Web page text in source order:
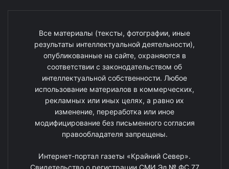
Все материалы (тексты, фотографии, иные
результаты интеллектуальной деятельности),
опубликованные на сайте, охраняются в
соответствии с законодательством об
интеллектуальной собственности. Любое
использование материалов в коммерческих,
рекламных или иных целях, а равно их
изменение, переработка или иное
модифицирование без письменного согласия
правообладателя запрещены.
Интернет-портал газеты «Крайний Север».
Свидетельство о регистрации СМИ Эл № ФС 77